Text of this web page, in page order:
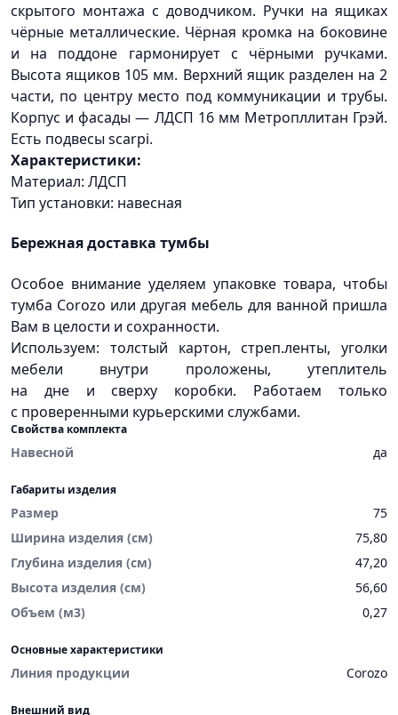
скрытого монтажа с доводчиком. Ручки на ящиках
чёрные металлические. Чёрная кромка на боковине
и на поддоне гармонирует с чёрными ручками.
Высота ящиков 105 мм. Верхний ящик разделен на 2
части, по центру место под коммуникации и трубы.
Корпус и фасады — ЛДСП 16 мм Метропллитан Грэй.
Есть подвесы scarpi.
Характеристики:
Материал: ЛДСП
Тип установки: навесная
Бережная доставка тумбы
Особое внимание уделяем упаковке товара, чтобы
тумба Corozo или другая мебель для ванной пришла
Вам в целости и сохранности.
Используем: толстый картон, стреп.ленты, уголки
мебели внутри проложены, утеплитель
на дне и сверху коробки. Работаем только
с проверенными курьерскими службами.
Свойства комплекта
Навесной да
Габариты изделия
Размер
75
Ширина изделия (см)
75,80
Глубина изделия (см)
47,20
Высота изделия (см)
56,60
Объем (м3)
0,27
Основные характеристики
Линия продукции Corozo
Внешний вид